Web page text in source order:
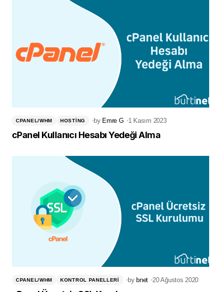
CPANEL/WHM HOSTING by Emre G 1 Kasım 2023
cPanel Kullanıcı Hesabı Yedeği Alma
CPANEL/WHM KONTROL PANELLERI by bnet 20 Ağustos 2020